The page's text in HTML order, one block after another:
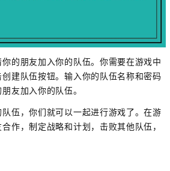
的朋友加入你的队伍。你需要在游戏中
建队伍按钮。输入你的队伍名称和密码
友加入你的队伍。
伍，你们就可以一起进行游戏了。在游
作，制定战略和计划，击败其他队伍，